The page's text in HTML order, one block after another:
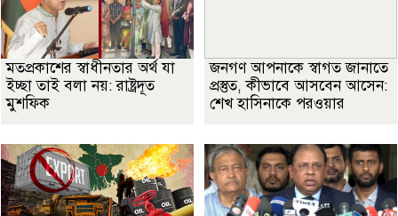
মতপ্রকাশের স্বাধীনতার অর্থ যা
ইচ্ছা তাই বলা নয়: রাষ্ট্রদূত
মুশফিক
জনগণ আপনাকে স্বাগত জানাতে
প্রস্তুত, কীভাবে আসবেন আসেন:
শেখ হাসিনাকে পরওয়ার